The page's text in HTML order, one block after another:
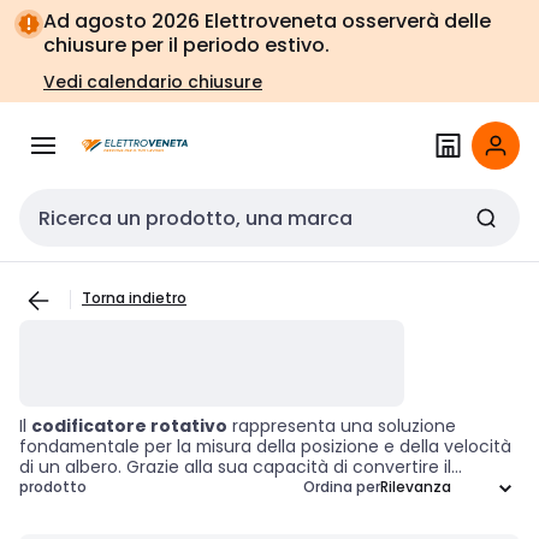
Vai alla
navigazione
Vai
alla
pagina
Ad agosto 2026 Elettroveneta osserverà delle
chiusure per il periodo estivo.
Vedi calendario chiusure
Cerca input
Torna indietro
Il codificatore rotativo rappresenta una soluzione
fondamentale per la misura della posizione e della velocità
di un albero. Grazie alla sua capacità di convertire il
movimento angolare in un segnale elettrico, questo
prodotto Ordina per